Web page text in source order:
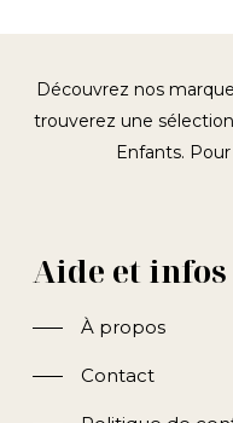
Découvrez nos
trouverez une
Enfants.
Aide et infos
À propos
Contact